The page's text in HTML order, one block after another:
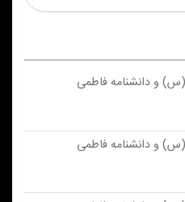
و دانشنامه فاطمی
و دانشنامه فاطمی